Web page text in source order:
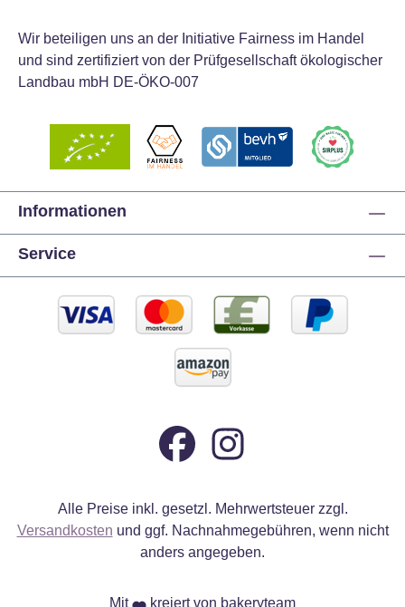
Wir beteiligen uns an der Initiative Fairness im Handel
und sind zertifiziert von der Prüfgesellschaft ökologischer
Landbau mbH DE-ÖKO-007
Informationen
Service
Alle Preise inkl. gesetzl. Mehrwertsteuer zzgl.
Versandkosten und ggf. Nachnahmegebühren, wenn nicht
anders angegeben.
Mit kreiert von bakeryteam